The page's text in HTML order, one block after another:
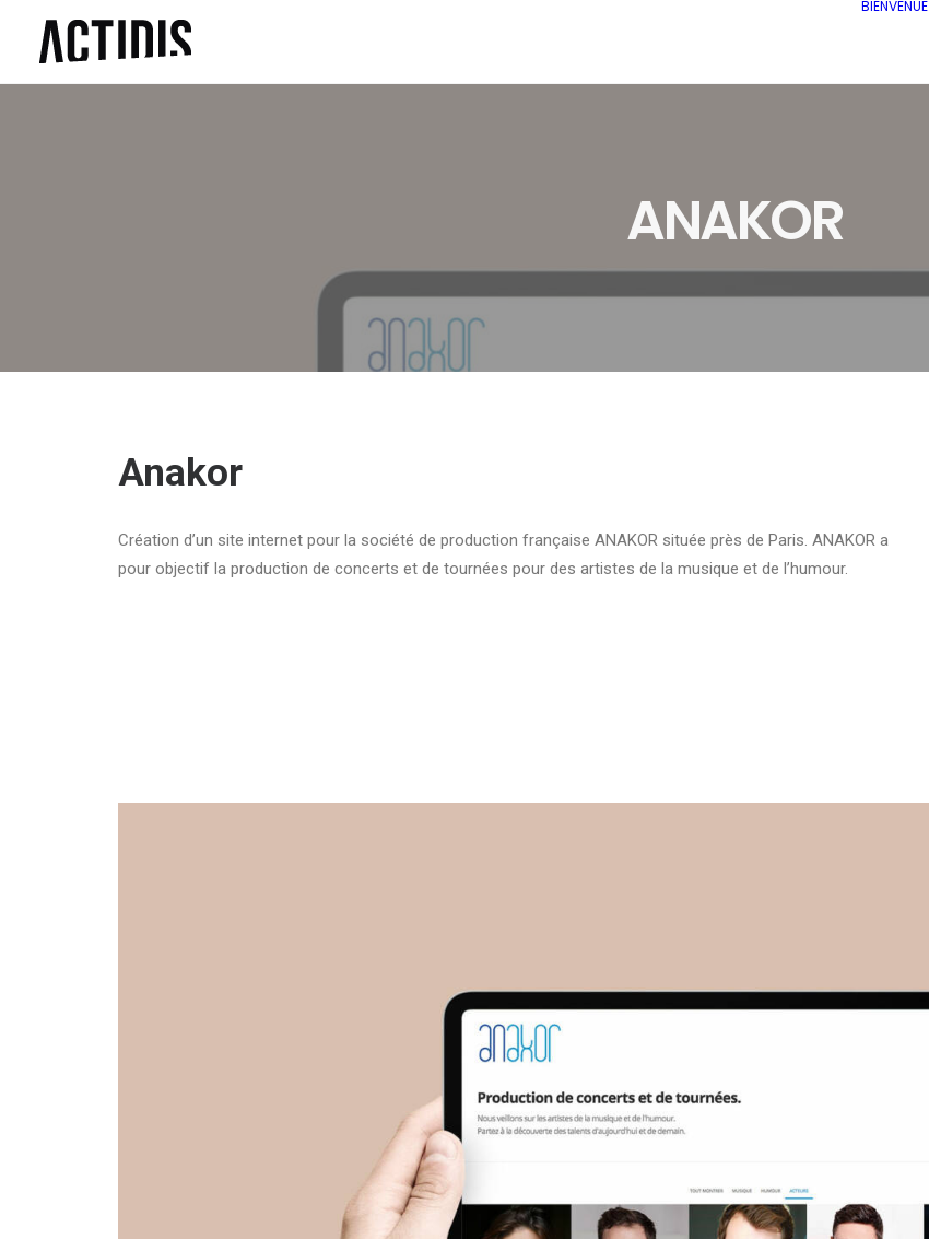
BIENVENUE
ANAKOR
Anakor
Création d’un site internet pour la société de production française ANAKOR située près de Paris. ANAKOR a
pour objectif la production de concerts et de tournées pour des artistes de la musique et de l’humour.